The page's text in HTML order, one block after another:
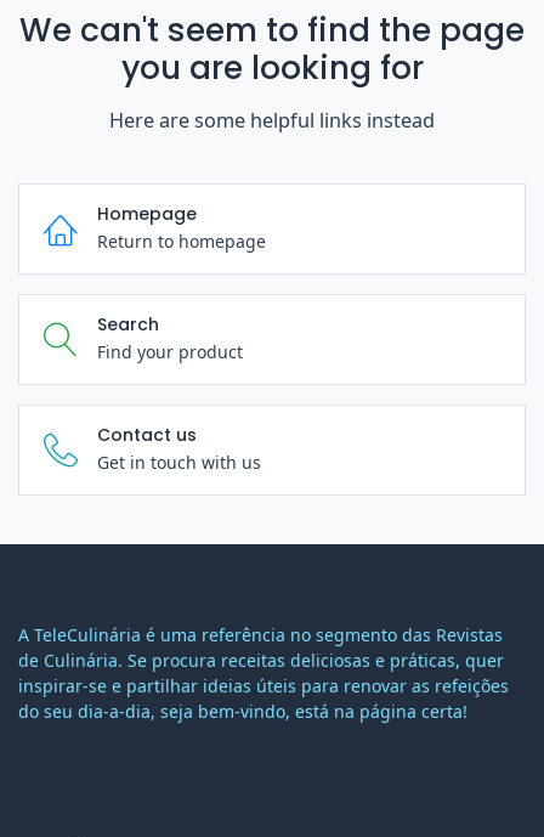
We can't seem to find the page
you are looking for
Here are some helpful links instead
Homepage
Return to homepage
Search
Find your product
Contact us
Get in touch with us
A TeleCulinária é uma referência no segmento das Revistas
de Culinária. Se procura receitas deliciosas e práticas, quer
inspirar-se e partilhar ideias úteis para renovar as refeições
do seu dia-a-dia, seja bem-vindo, está na página certa!